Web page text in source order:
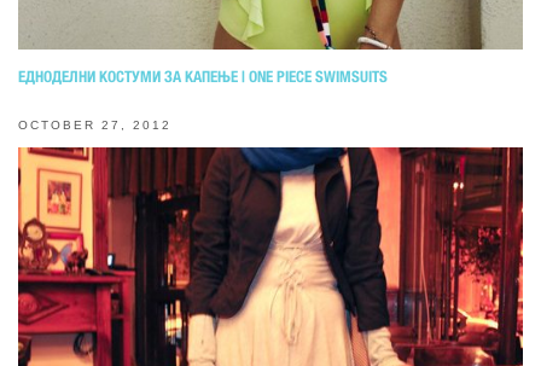
ЕДНОДЕЛНИ КОСТУМИ ЗА КАПЕЊЕ | ONE PIECE SWIMSUITS
OCTOBER 27, 2012